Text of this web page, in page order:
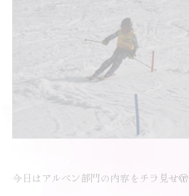
今日はアルペン部門の内容をチラ見せ🫣